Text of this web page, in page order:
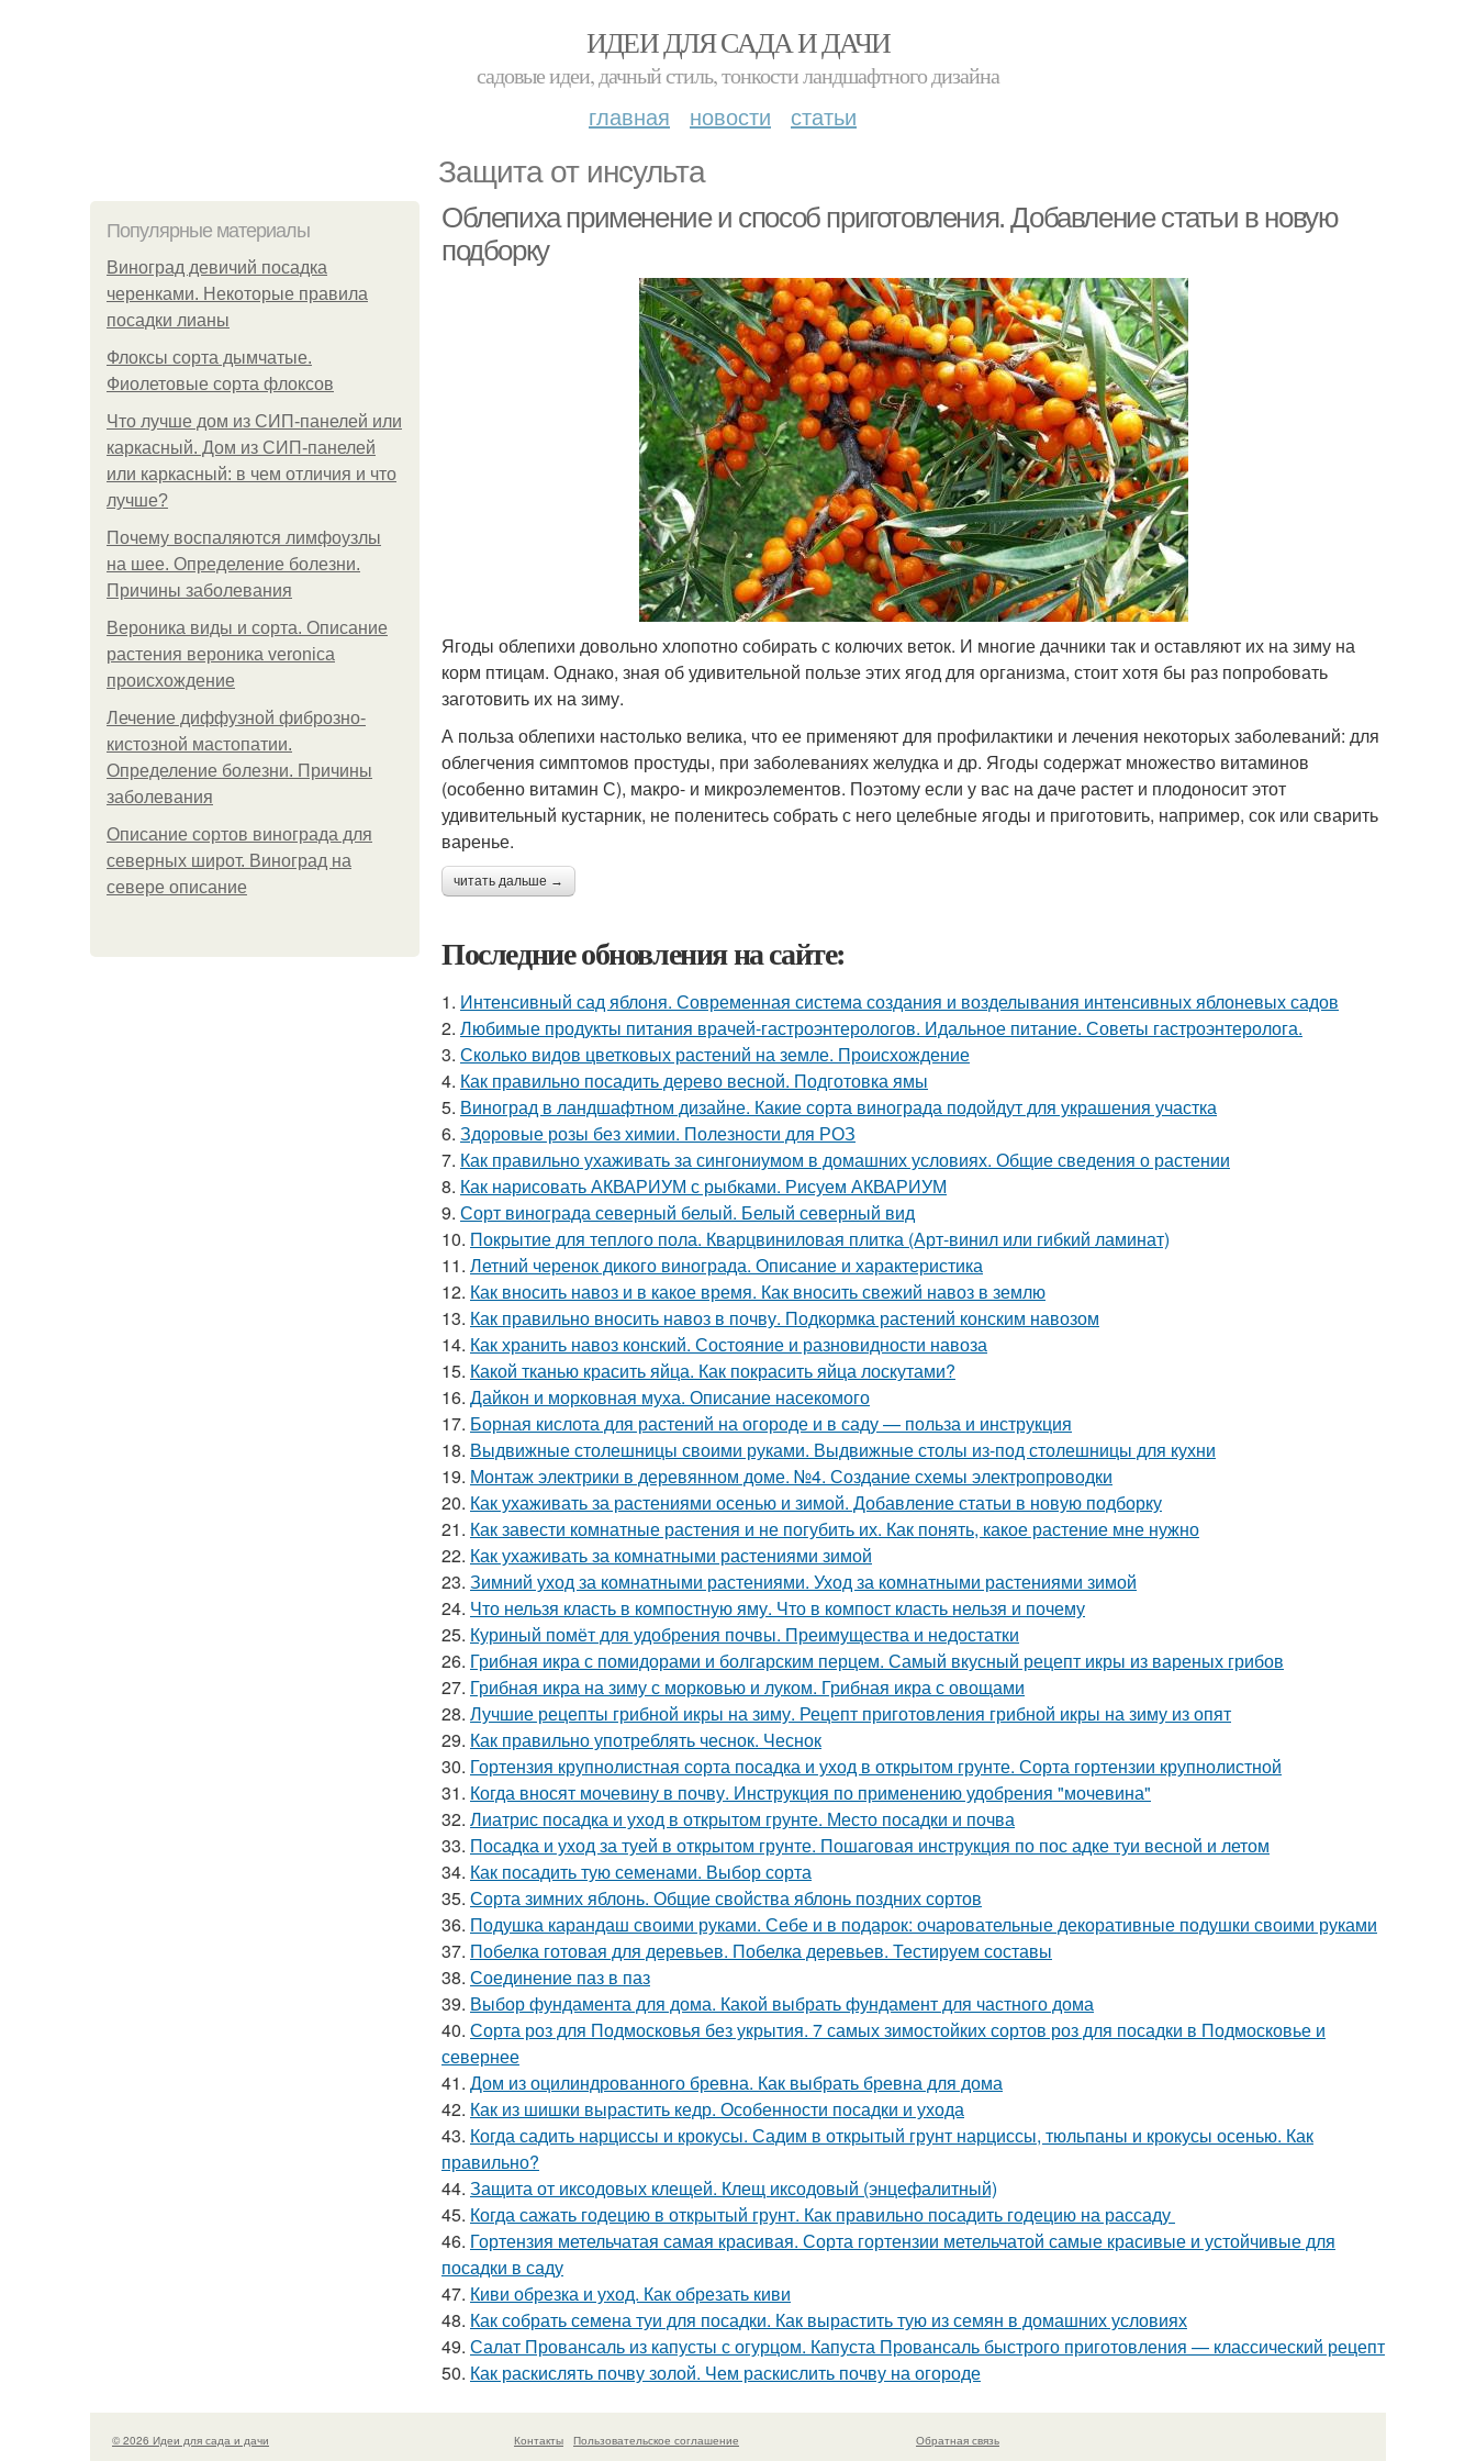
ИДЕИ ДЛЯ САДА И ДАЧИ
садовые идеи, дачный стиль, тонкости ландшафтного дизайна
главная новости статьи
Защита от инсульта
Популярные материалы
Виноград девичий посадка
черенками. Некоторые правила
посадки лианы
Флоксы сорта дымчатые.
Фиолетовые сорта флоксов
Что лучше дом из СИП-панелей или
каркасный. Дом из СИП-панелей
или каркасный: в чем отличия и что
лучше?
Почему воспаляются лимфоузлы
на шее. Определение болезни.
Причины заболевания
Вероника виды и сорта. Описание
растения вероника veronica
происхождение
Лечение диффузной фиброзно-
кистозной мастопатии.
Определение болезни. Причины
заболевания
Описание сортов винограда для
северных широт. Виноград на
севере описание
Облепиха применение и способ приготовления. Добавление статьи в новую
подборку
Ягоды облепихи довольно хлопотно собирать с колючих веток. И многие дачники так и оставляют их на зиму на
корм птицам. Однако, зная об удивительной пользе этих ягод для организма, стоит хотя бы раз попробовать
заготовить их на зиму.
А польза облепихи настолько велика, что ее применяют для профилактики и лечения некоторых заболеваний: для
облегчения симптомов простуды, при заболеваниях желудка и др. Ягоды содержат множество витаминов
(особенно витамин С), макро- и микроэлементов. Поэтому если у вас на даче растет и плодоносит этот
удивительный кустарник, не поленитесь собрать с него целебные ягоды и приготовить, например, сок или сварить
варенье.
читать дальше →
Последние обновления на сайте:
1. Интенсивный сад яблоня. Современная система создания и возделывания интенсивных яблоневых садов
2. Любимые продукты питания врачей-гастроэнтерологов. Идальное питание. Советы гастроэнтеролога.
3. Сколько видов цветковых растений на земле. Происхождение
4. Как правильно посадить дерево весной. Подготовка ямы
5. Виноград в ландшафтном дизайне. Какие сорта винограда подойдут для украшения участка
6. Здоровые розы без химии. Полезности для РОЗ
7. Как правильно ухаживать за сингониумом в домашних условиях. Общие сведения о растении
8. Как нарисовать АКВАРИУМ с рыбками. Рисуем АКВАРИУМ
9. Сорт винограда северный белый. Белый северный вид
10. Покрытие для теплого пола. Кварцвиниловая плитка (Арт-винил или гибкий ламинат)
11. Летний черенок дикого винограда. Описание и характеристика
12. Как вносить навоз и в какое время. Как вносить свежий навоз в землю
13. Как правильно вносить навоз в почву. Подкормка растений конским навозом
14. Как хранить навоз конский. Состояние и разновидности навоза
15. Какой тканью красить яйца. Как покрасить яйца лоскутами?
16. Дайкон и морковная муха. Описание насекомого
17. Борная кислота для растений на огороде и в саду — польза и инструкция
18. Выдвижные столешницы своими руками. Выдвижные столы из-под столешницы для кухни
19. Монтаж электрики в деревянном доме. №4. Создание схемы электропроводки
20. Как ухаживать за растениями осенью и зимой. Добавление статьи в новую подборку
21. Как завести комнатные растения и не погубить их. Как понять, какое растение мне нужно
22. Как ухаживать за комнатными растениями зимой
23. Зимний уход за комнатными растениями. Уход за комнатными растениями зимой
24. Что нельзя класть в компостную яму. Что в компост класть нельзя и почему
25. Куриный помёт для удобрения почвы. Преимущества и недостатки
26. Грибная икра с помидорами и болгарским перцем. Самый вкусный рецепт икры из вареных грибов
27. Грибная икра на зиму с морковью и луком. Грибная икра с овощами
28. Лучшие рецепты грибной икры на зиму. Рецепт приготовления грибной икры на зиму из опят
29. Как правильно употреблять чеснок. Чеснок
30. Гортензия крупнолистная сорта посадка и уход в открытом грунте. Сорта гортензии крупнолистной
31. Когда вносят мочевину в почву. Инструкция по применению удобрения "мочевина"
32. Лиатрис посадка и уход в открытом грунте. Место посадки и почва
33. Посадка и уход за туей в открытом грунте. Пошаговая инструкция по пос адке туи весной и летом
34. Как посадить тую семенами. Выбор сорта
35. Сорта зимних яблонь. Общие свойства яблонь поздних сортов
36. Подушка карандаш своими руками. Себе и в подарок: очаровательные декоративные подушки своими руками
37. Побелка готовая для деревьев. Побелка деревьев. Тестируем составы
38. Соединение паз в паз
39. Выбор фундамента для дома. Какой выбрать фундамент для частного дома
40. Сорта роз для Подмосковья без укрытия. 7 самых зимостойких сортов роз для посадки в Подмосковье и
севернее
41. Дом из оцилиндрованного бревна. Как выбрать бревна для дома
42. Как из шишки вырастить кедр. Особенности посадки и ухода
43. Когда садить нарциссы и крокусы. Садим в открытый грунт нарциссы, тюльпаны и крокусы осенью. Как
правильно?
44. Защита от иксодовых клещей. Клещ иксодовый (энцефалитный)
45. Когда сажать годецию в открытый грунт. Как правильно посадить годецию на рассаду
46. Гортензия метельчатая самая красивая. Сорта гортензии метельчатой самые красивые и устойчивые для
посадки в саду
47. Киви обрезка и уход. Как обрезать киви
48. Как собрать семена туи для посадки. Как вырастить тую из семян в домашних условиях
49. Салат Провансаль из капусты с огурцом. Капуста Провансаль быстрого приготовления — классический рецепт
50. Как раскислять почву золой. Чем раскислить почву на огороде
© 2026 Идеи для сада и дачи Контакты
Пользовательское соглашение
Обратная связь